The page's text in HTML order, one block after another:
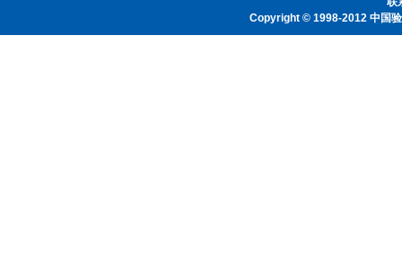
Copyright © 1998-2012 中国